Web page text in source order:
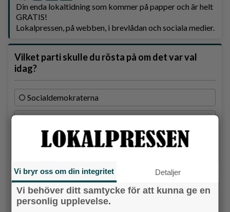
Din enda lokaltidning som kommer på papper och är helt
GRATIS!
Lokalpressen, på webben, i brevlådan och sociala medier.
Vilket parti skulle du rösta på om det var val
idag?
Socialdemokraterna
Moderaterna
Vänsterpartiet
Miljöpartiet
Kristdemokraterna
Vi bryr oss om din integritet Detaljer
Vi behöver ditt samtycke för att kunna ge en
personlig upplevelse.